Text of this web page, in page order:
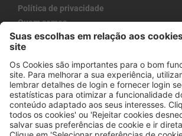
Política de privacidade
Quem somos
Termos e condições
Mapa do site
Ficha Técnica
Estatuto Editorial
Siga-nos nas redes sociais